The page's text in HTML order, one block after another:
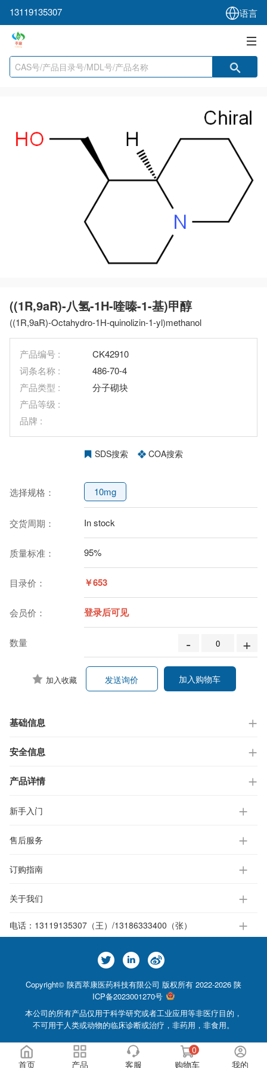
13119135307 语言
((1R,9aR)-八氢-1H-喹嗪-1-基)甲醇
((1R,9aR)-Octahydro-1H-quinolizin-1-yl)methanol
产品编号 :
CK42910
词条名称 :
486-70-4
产品类型 :
分子砌块
产品等级 :
品牌 :
SDS搜索 COA搜索
选择规格： 10mg
交货周期： In stock
质量标准： 95%
目录价： ￥653
会员价： 登录后可见
数量 - +
加入收藏 加入购物车
发送询价
基础信息
安全信息
产品详情
新手入门
售后服务
订购指南
关于我们
电话： 13119135307（王）/13186333400（张）
Copyright© 陕西萃康医药科技有限公司 版权所有 2022-2026 陕
ICP备2023001270号
本公司的所有产品仅用于科学研究或者工业应用等非医疗目的，
不可用于人类或动物的临床诊断或治疗，非药用，非食用。
首页 产品 客服
0
购物车
我的